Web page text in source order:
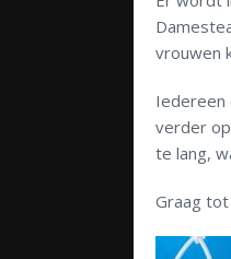
vrouwen
Iedereen
verder
te lang,
Graag